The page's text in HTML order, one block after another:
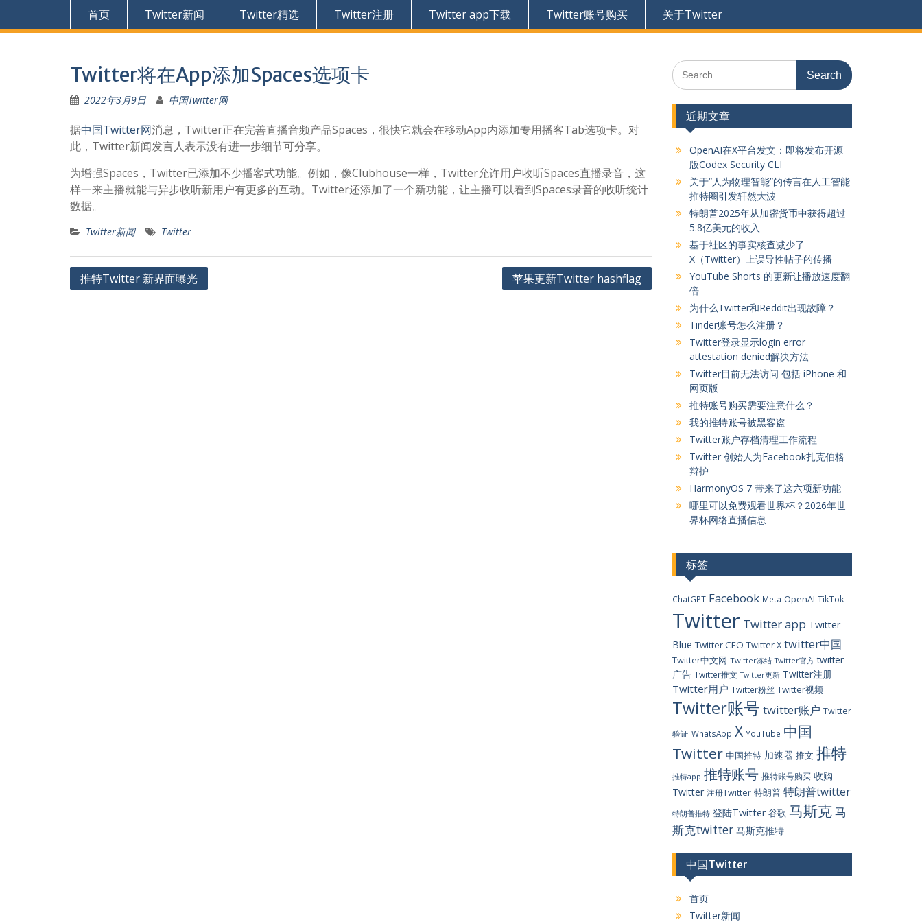
首页 Twitter新闻 Twitter精选 Twitter注册 Twitter app下载 Twitter账号购买 关于Twitter
Twitter将在App添加Spaces选项卡
2022年3月9日 中国Twitter网
据中国Twitter网消息，Twitter正在完善直播音频产品Spaces，很快它就会在移动App内添加专用播客Tab选项卡。对
此，Twitter新闻发言人表示没有进一步细节可分享。
为增强Spaces，Twitter已添加不少播客式功能。例如，像Clubhouse一样，Twitter允许用户收听Spaces直播录音，这
样一来主播就能与异步收听新用户有更多的互动。Twitter还添加了一个新功能，让主播可以看到Spaces录音的收听统计
数据。
Twitter新闻 Twitter
文推特Twitter 新界面曝光 苹果更新Twitter hashflag
Search
for:
近期文章
OpenAI在X平台发文：即将发布开源
版Codex Security CLI
关于“人为物理智能”的传言在人工智能
推特圈引发轩然大波
特朗普2025年从加密货币中获得超过
5.8亿美元的收入
基于社区的事实核查减少了
X（Twitter）上误导性帖子的传播
YouTube Shorts 的更新让播放速度翻
倍
为什么Twitter和Reddit出现故障？
Tinder账号怎么注册？
Twitter登录显示login error
attestation denied解决方法
Twitter目前无法访问 包括 iPhone 和
网页版
推特账号购买需要注意什么？
我的推特账号被黑客盗
Twitter账户存档清理工作流程
Twitter 创始人为Facebook扎克伯格
辩护
HarmonyOS 7 带来了这六项新功能
哪里可以免费观看世界杯？2026年世
界杯网络直播信息
标签
ChatGPT Facebook Meta OpenAI TikTok
Twitter Twitter app Twitter
Blue Twitter CEO Twitter X twitter中国
Twitter中文网 Twitter冻结 Twitter官方 twitter
广告 Twitter推文 Twitter更新 Twitter注册
Twitter用户 Twitter粉丝 Twitter视频
Twitter账号 twitter账户 Twitter
验证 WhatsApp X YouTube 中国
Twitter 中国推特 加速器 推文 推特
推特app 推特账号 推特账号购买 收购
Twitter 注册Twitter 特朗普 特朗普twitter
特朗普推特 登陆Twitter 谷歌 马斯克马
斯克twitter 马斯克推特
中国Twitter
首页
Twitter新闻